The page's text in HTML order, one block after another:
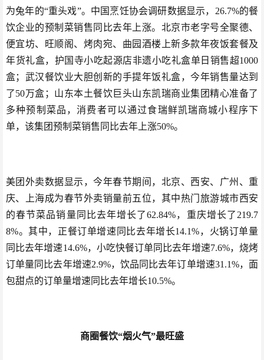
为兔年的“重头戏”。中国烹饪协会调研数据显示，26.7%的餐
饮企业的预制菜销售同比去年上涨。北京市老字号全聚德、
便宜坊、旺顺阁、烤肉宛、曲园酒楼上新多款年夜饭套餐及
年货礼盒，护国寺小吃起源店非遗小吃礼盒单日销售超1000
盒；武汉餐饮业大胆创新的手提年饭礼盒，今年销售量达到
了50万盒；山东本土餐饮巨头山东凯瑞商业集团精心准备了
多种预制菜品，消费者可以通过食瑞鲜凯瑞商城小程序下
单，该集团预制菜销售同比去年上涨50%。
美团外卖数据显示，今年春节期间，北京、西安、广州、重
庆、上海成为春节外卖销量前五位，其中热门旅游城市西安
的春节菜品销量同比去年增长了62.84%，重庆增长了219.7
8%。其中，正餐订单增速同比去年增长14.1%，火锅订单量
同比去年增速14.6%，小吃快餐订单同比去年增速7.6%，烧烤
订单量同比去年增速2.9%，饮品同比去年订单增速31.1%，面
包甜点的订单量增速同比去年增长10.5%。
商圈餐饮“烟火气”最旺盛